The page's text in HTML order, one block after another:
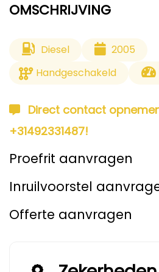
OMSCHRIJVING
Diesel
2005
Handgeschakeld
Direct contact
+31492331487!
Proefrit aanvragen
Inruilvoorstel
Offerte aanvragen